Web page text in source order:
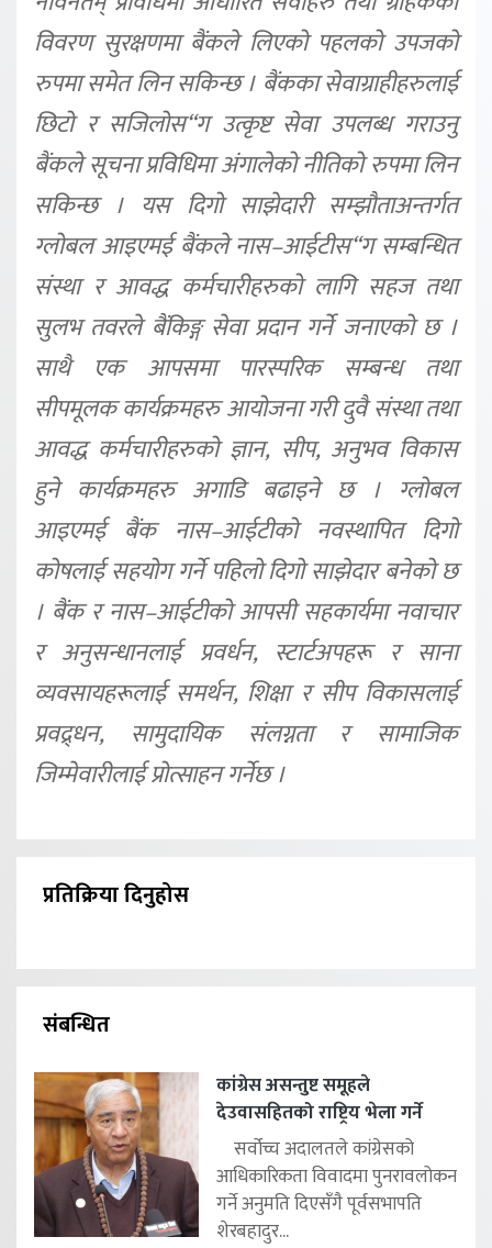
विवरण सुरक्षणमा बैंकले लिएको पहलको उपजको
रुपमा समेत लिन सकिन्छ । बैंकका सेवाग्राहीहरुलाई
छिटो र सजिलोस“ग उत्कृष्ट सेवा उपलब्ध गराउनु
बैंकले सूचना प्रविधिमा अंगालेको नीतिको रुपमा लिन
सकिन्छ । यस दिगो साझेदारी सम्झौताअन्तर्गत
ग्लोबल आइएमई बैंकले नास–आईटीस“ग सम्बन्धित
संस्था र आवद्ध कर्मचारीहरुको लागि सहज तथा
सुलभ तवरले बैंकिङ्ग सेवा प्रदान गर्ने जनाएको छ ।
साथै एक आपसमा पारस्परिक सम्बन्ध तथा
सीपमूलक कार्यक्रमहरु आयोजना गरी दुवै संस्था तथा
आवद्ध कर्मचारीहरुको ज्ञान, सीप, अनुभव विकास
हुने कार्यक्रमहरु अगाडि बढाइने छ । ग्लोबल
आइएमई बैंक नास–आईटीको नवस्थापित दिगो
कोषलाई सहयोग गर्ने पहिलो दिगो साझेदार बनेको छ
। बैंक र नास–आईटीको आपसी सहकार्यमा नवाचार
र अनुसन्धानलाई प्रवर्धन, स्टार्टअपहरू र साना
व्यवसायहरूलाई समर्थन, शिक्षा र सीप विकासलाई
प्रवद्र्धन, सामुदायिक संलग्नता र सामाजिक
जिम्मेवारीलाई प्रोत्साहन गर्नेछ ।
प्रतिक्रिया दिनुहोस
संबन्धित
कांग्रेस असन्तुष्ट समूहले
देउवासहितको राष्ट्रिय भेला गर्ने
सर्वोच्च अदालतले कांग्रेसको
आधिकारिकता विवादमा पुनरावलोकन
गर्ने अनुमति दिएसँगै पूर्वसभापति
शेरबहादुर...